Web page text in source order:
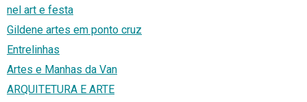
nel art e festa
Gildene artes em ponto cruz
Entrelinhas
Artes e Manhas da Van
ARQUITETURA E ARTE